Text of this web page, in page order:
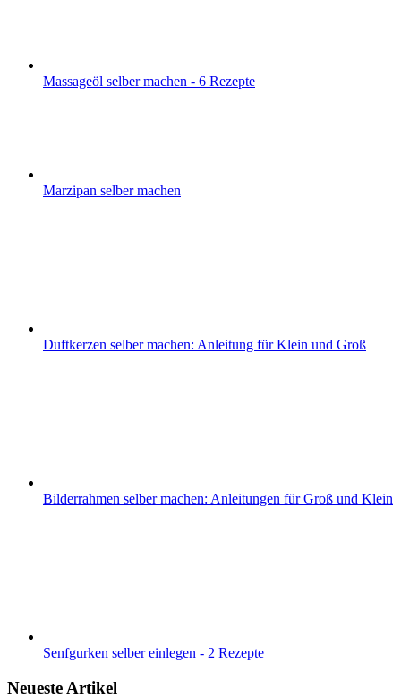
Massageöl selber machen - 6 Rezepte
Marzipan selber machen
Duftkerzen selber machen: Anleitung für Klein und Groß
Bilderrahmen selber machen: Anleitungen für Groß und Klein
Senfgurken selber einlegen - 2 Rezepte
Neueste Artikel